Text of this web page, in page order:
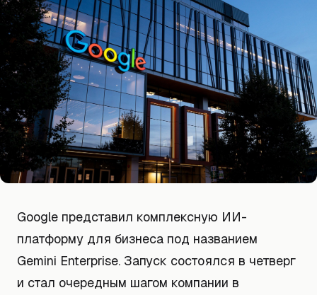
Google представил комплексную ИИ-
платформу для бизнеса под названием
Gemini Enterprise. Запуск состоялся в четверг
и стал очередным шагом компании в